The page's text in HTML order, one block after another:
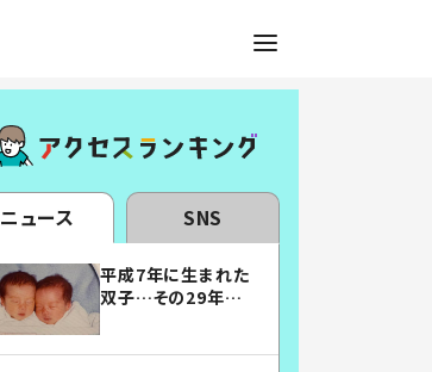
ニュース SNS
平成7年に生まれた
双子…その29年後